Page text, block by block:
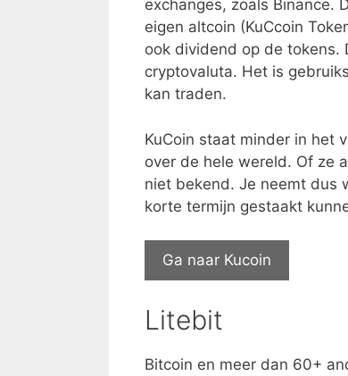
exchanges, zoals Binance.
eigen altcoin (KuCcoin
ook dividend op de tokens.
cryptovaluta. Het is
kan traden.
KuCoin staat minder in het
over de hele wereld. Of ze
niet bekend. Je neemt dus
korte termijn gestaakt
Ga naar Kucoin
Litebit
Bitcoin en meer dan 60+